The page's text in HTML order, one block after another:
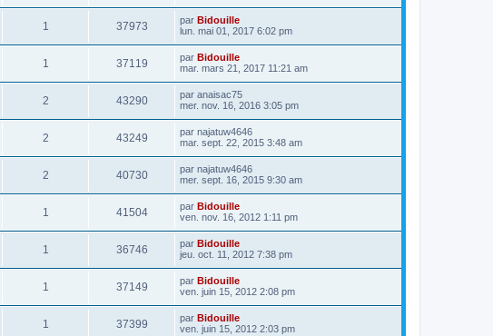
1 37973 par Bidouille
lun. mai 01, 2017 6:02 pm
1 37119 par Bidouille
mar. mars 21, 2017 11:21 am
2 43290 par anaisac75
mer. nov. 16, 2016 3:05 pm
2 43249 par najatuw4646
mar. sept. 22, 2015 3:48 am
2 40730 par najatuw4646
mer. sept. 16, 2015 9:30 am
1 41504 par Bidouille
ven. nov. 16, 2012 1:11 pm
1 36746 par Bidouille
jeu. oct. 11, 2012 7:38 pm
1 37149 par Bidouille
ven. juin 15, 2012 2:08 pm
1 37399 par Bidouille
ven. juin 15, 2012 2:03 pm